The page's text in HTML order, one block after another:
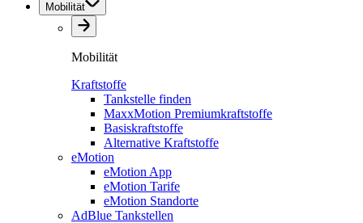
Mobilität
Mobilität
Kraftstoffe
Tankstelle finden
MaxxMotion Premiumkraftstoffe
Basiskraftstoffe
Alternative Kraftstoffe
eMotion
eMotion App
eMotion Tarife
eMotion Standorte
AdBlue Tankstellen